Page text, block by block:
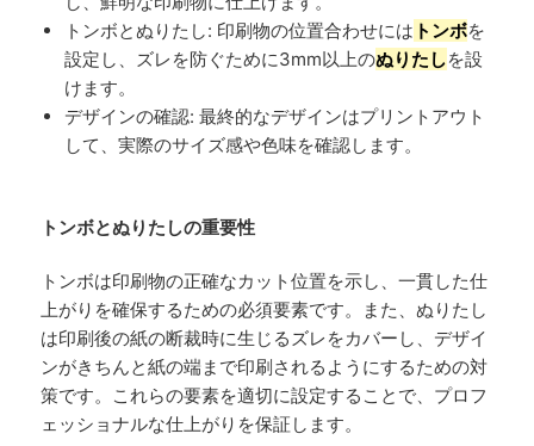
トンボとぬりたし: 印刷物の位置合わせには トンボを
設定し、ズレを防ぐために3mm以上のぬりたしを設
けます。
デザインの確認: 最終的なデザインはプリントアウト
して、実際のサイズ感や色味を確認します。
トンボとぬりたしの重要性
トンボは印刷物の正確なカット位置を示し、一貫した仕
上がりを確保するための必須要素です。また、ぬりたし
は印刷後の紙の断裁時に生じるズレをカバーし、デザイ
ンがきちんと紙の端まで印刷されるようにするための対
策です。これらの要素を適切に設定することで、プロフ
ェッショナルな仕上がりを保証します。